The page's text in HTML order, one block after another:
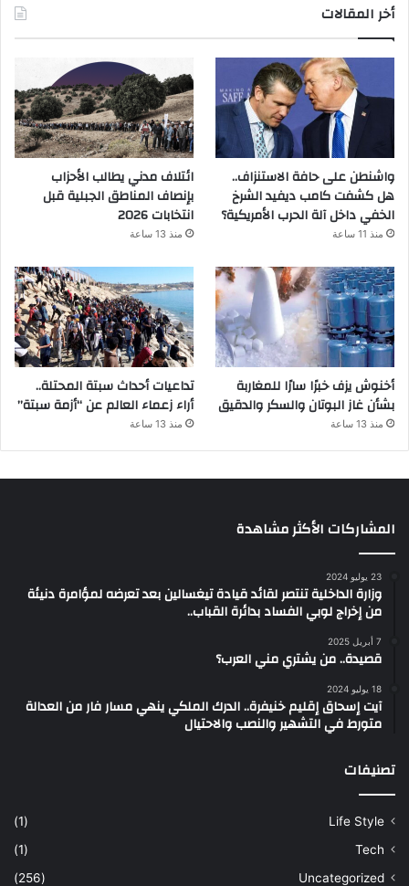
أخر المقالات
واشنطن على حافة الاستنزاف..
هل كشفت كامب ديفيد الشرخ
الخفي داخل آلة الحرب الأمريكية؟
منذ 11 ساعة
ائتلاف مدني يطالب الأحزاب
بإنصاف المناطق الجبلية قبل
انتخابات 2026
منذ 13 ساعة
أخنوش يزف خبرًا سارًا للمغاربة
بشأن غاز البوتان والسكر والدقيق
منذ 13 ساعة
تداعيات أحداث سبتة المحتلة..
أراء زعماء العالم عن “أزمة سبتة”
منذ 13 ساعة
المشاركات الأكثر مشاهدة
23 يوليو 2024
وزارة الداخلية تنتصر لقائد قيادة تيغسالين بعد تعرضه لمؤامرة دنيئة
من إخراج لوبي الفساد بدائرة القباب..
7 أبريل 2025
قصيدة.. من يشتري مني العرب؟
18 يوليو 2024
آيت إسحاق إقليم خنيفرة.. الدرك الملكي ينهي مسار فار من العدالة
متورط في التشهير والنصب والاحتيال
تصنيفات
Life Style
(1)
Tech
(1)
Uncategorized
(256)